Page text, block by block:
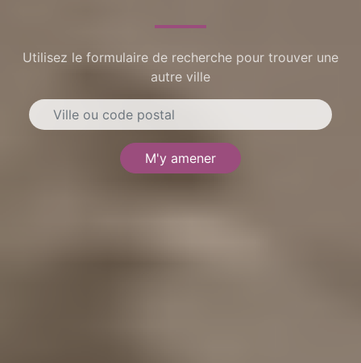
Utilisez le formulaire de recherche pour trouver une
autre ville
M'y amener